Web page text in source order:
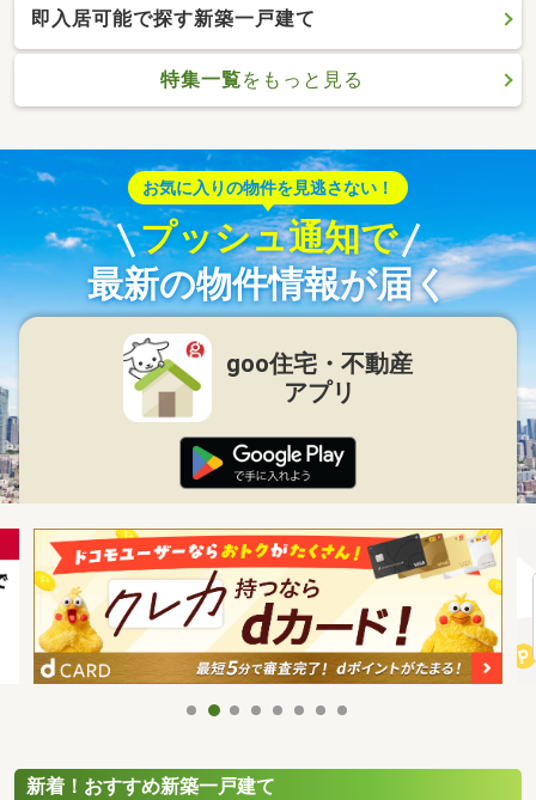
即入居可能で探す新築一戸建て
特集一覧をもっと見る
お気に入りの物件を見逃さない！
プッシュ通知で
最新の物件情報が届く
goo住宅・不動産
アプリ
新着！おすすめ新築一戸建て